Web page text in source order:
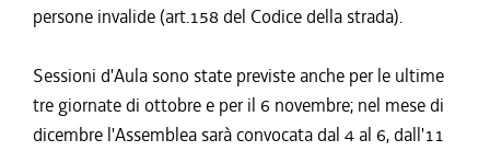
persone invalide (art.158 del Codice della strada).
Sessioni d'Aula sono state previste anche per le ultime
tre giornate di ottobre e per il 6 novembre; nel mese di
dicembre l'Assemblea sarà convocata dal 4 al 6, dall'11